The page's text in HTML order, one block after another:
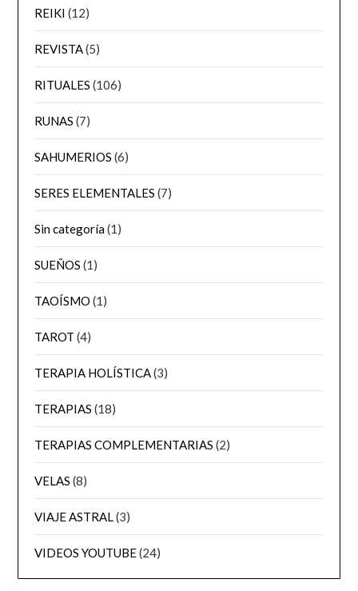
REIKI (12)
REVISTA(5)
RITUALES (106)
RUNAS (7)
SAHUMERIOS (6)
SERES ELEMENTALES (7)
Sin categoría(1)
SUEÑOS (1)
TAOÍSMO (1)
TAROT (4)
TERAPIA HOLÍSTICA(3)
TERAPIAS (18)
TERAPIAS COMPLEMENTARIAS (2)
VELAS (8)
VIAJE ASTRAL(3)
VIDEOS YOUTUBE(24)